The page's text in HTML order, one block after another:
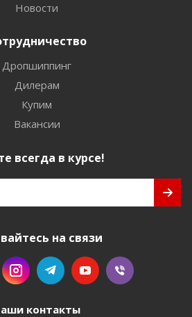
Новости
Дропшиппинг
Дилерам
Купим
Вакансии
всегда в курсе!
на связи
контакты